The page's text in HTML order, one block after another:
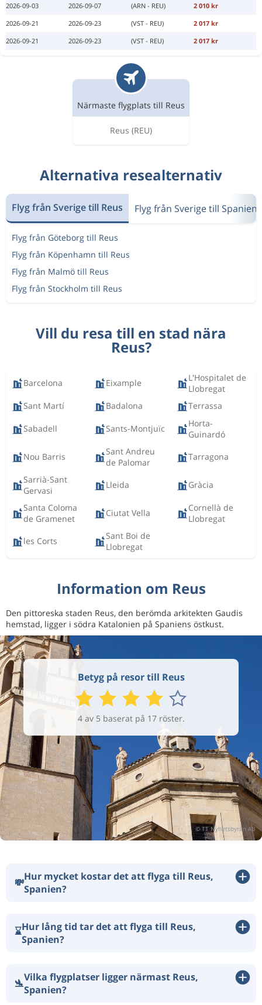
2026-09-03
2026-09-07 (ARN - REU)
2 010 kr
2026-09-21
2026-09-23 (VST - REU)
2 017 kr
2026-09-21
2026-09-23 (VST - REU) 2 017 kr
Närmaste flygplats till Reus
Reus (REU)
Alternativa resealternativ
Flyg från Sverige till Reus Flyg från Sverige till Spanien
Flyg från Göteborg till Reus
Flyg från Köpenhamn till Reus
Flyg från Malmö till Reus
Flyg från Stockholm till Reus
Vill du resa till en stad nära
Reus?
Barcelona Eixample
L'Hospitalet de
Llobregat
Sant Martí
Badalona Terrassa
Sabadell Sants-Montjuïc
Horta-
Guinardó
Nou Barris
Sant Andreu
de Palomar
Tarragona
Sarrià-Sant
Gervasi
Lleida Gràcia
Santa Coloma
de Gramenet
Ciutat Vella
Cornellà de
Llobregat
les Corts
Sant Boi de
Llobregat
Information om Reus
Den pittoreska staden Reus, den berömda arkitekten Gaudis
hemstad, ligger i södra Katalonien på Spaniens östkust.
Betyg på resor till Reus
4 av 5 baserat på 17 röster.
💸Hur mycket kostar det att flyga till Reus,
Spanien?
⌛Hur lång tid tar det att flyga till Reus,
Spanien?
🛬Vilka flygplatser ligger närmast Reus,
Spanien?